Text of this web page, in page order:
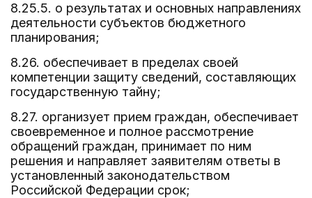
8.25.5. о результатах и основных направлениях
деятельности субъектов бюджетного
планирования;
8.26. обеспечивает в пределах своей
компетенции защиту сведений, составляющих
государственную тайну;
8.27. организует прием граждан, обеспечивает
своевременное и полное рассмотрение
обращений граждан, принимает по ним
решения и направляет заявителям ответы в
установленный законодательством
Российской Федерации срок;